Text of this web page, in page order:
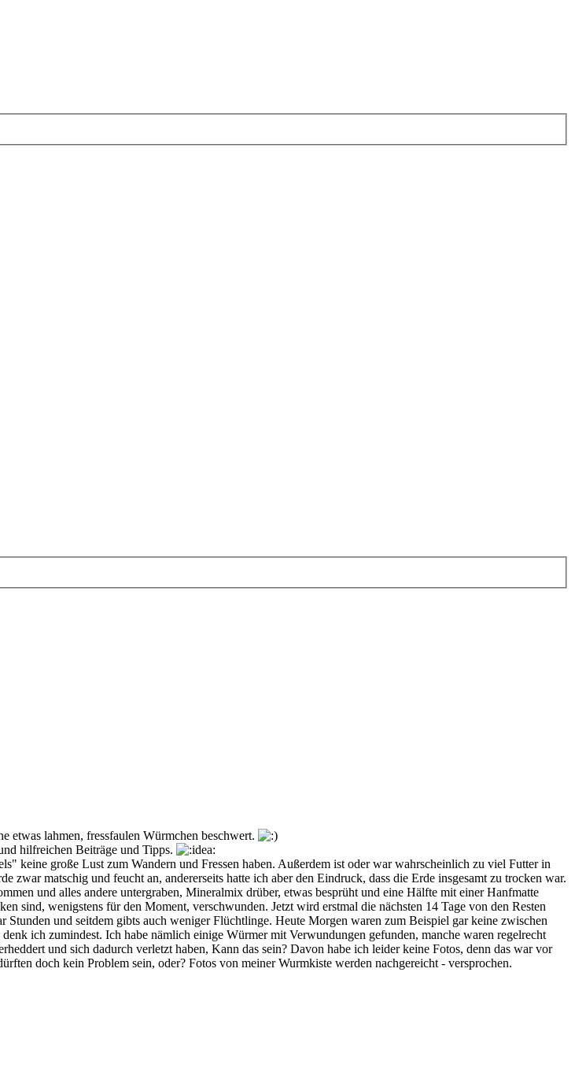
etwas lahmen, fressfaulen Würmchen beschwert.
hilfreichen Beiträge und Tipps.
keine große Lust zum Wandern und Fressen haben. Außerdem ist oder war wahrscheinlich zu viel Futter in
matschig und feucht an, andererseits hatte ich aber den Eindruck, dass die Erde insgesamt zu trocken war.
und alles andere untergraben, Mineralmix drüber, etwas besprüht und eine Hälfte mit einer Hanfmatte
sind, wenigstens für den Moment, verschwunden. Jetzt wird erstmal die nächsten 14 Tage von den Resten
und seitdem gibts auch weniger Flüchtlinge. Heute Morgen waren zum Beispiel gar keine zwischen
ich zumindest. Ich habe nämlich einige Würmer mit Verwundungen gefunden, manche waren regelrecht
und sich dadurch verletzt haben, Kann das sein? Davon habe ich leider keine Fotos, denn das war vor
doch kein Problem sein, oder? Fotos von meiner Wurmkiste werden nachgereicht - versprochen.